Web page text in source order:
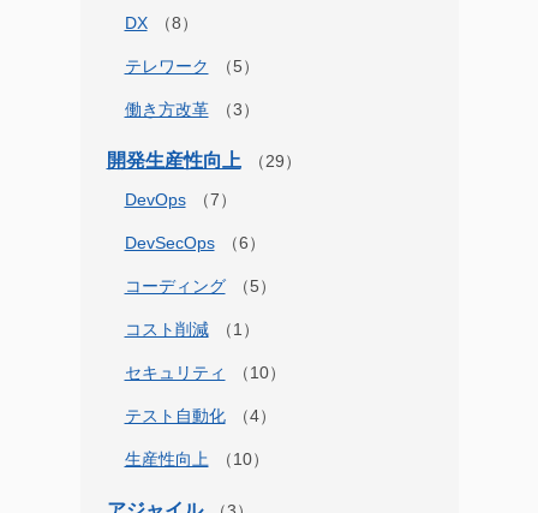
DX
テレワーク
働き方改革
開発生産性向上
DevOps
DevSecOps
コーディング
コスト削減
セキュリティ
テスト自動化
生産性向上